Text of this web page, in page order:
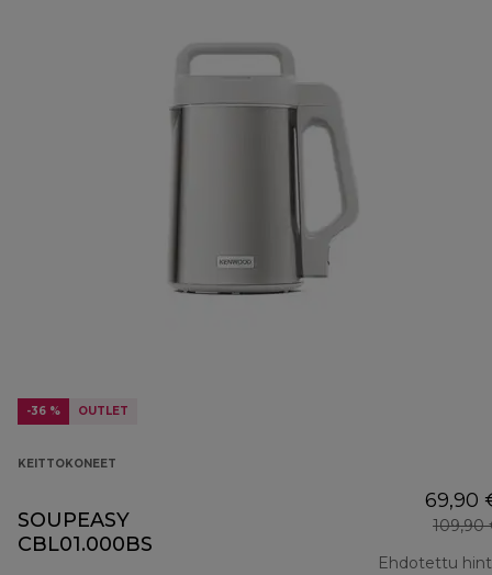
-36 % OUTLET
KEITTOKONEET
SOUPEASY
CBL01.000BS
69,90
109,90
Ehdotettu